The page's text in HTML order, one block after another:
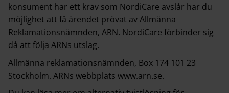
konsument har ett krav som NordiCare avslår har du
möjlighet att få ärendet prövat av Allmänna
Reklamationsnämnden, ARN. NordiCare förbinder sig
då att följa ARNs utslag.
Allmänna reklamationsnämnden, Box 174 101 23
Stockholm. ARNs webbplats www.arn.se.